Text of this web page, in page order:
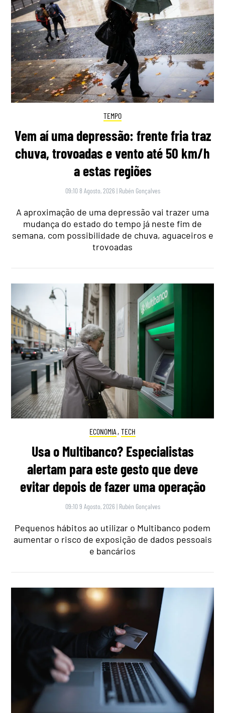
TEMPO
Vem aí uma depressão: frente fria traz
chuva, trovoadas e vento até 50 km/h
a estas regiões
09:10 8 Agosto, 2026 | Rubén Gonçalves
A aproximação de uma depressão vai trazer uma
mudança do estado do tempo já neste fim de
semana, com possibilidade de chuva, aguaceiros e
trovoadas
ECONOMIA , TECH
Usa o Multibanco? Especialistas
alertam para este gesto que deve
evitar depois de fazer uma operação
09:10 9 Agosto, 2026 | Rubén Gonçalves
Pequenos hábitos ao utilizar o Multibanco podem
aumentar o risco de exposição de dados pessoais
e bancários